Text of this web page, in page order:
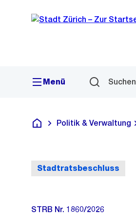
Navigation
Sprunglink
Menü Suchen
Deutsch
Politik & Verwaltung
Stadtratsbeschluss
STRB Nr. 1860/2026